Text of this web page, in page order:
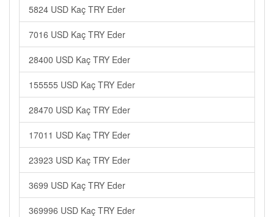
5824 USD Kaç TRY Eder
7016 USD Kaç TRY Eder
28400 USD Kaç TRY Eder
155555 USD Kaç TRY Eder
28470 USD Kaç TRY Eder
17011 USD Kaç TRY Eder
23923 USD Kaç TRY Eder
3699 USD Kaç TRY Eder
369996 USD Kaç TRY Eder